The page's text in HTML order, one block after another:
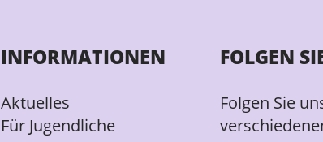
INFORMATIONEN
Aktuelles
Für Jugendliche
FOLGEN
Folgen Sie